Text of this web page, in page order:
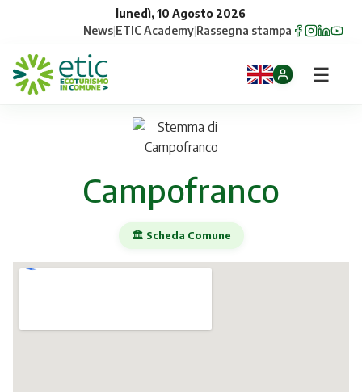
lunedì, 10 Agosto 2026
News|ETIC Academy|Rassegna stampa
Eventi
☰
Campofranco
🏛️ Scheda Comune